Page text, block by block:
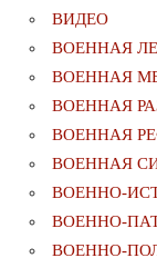
ВИДЕО
ВОЕННАЯ
ВОЕННАЯ
ВОЕННАЯ
ВОЕННАЯ
ВОЕННАЯ
ВОЕННО-
ВОЕННО-
ВОЕННО-